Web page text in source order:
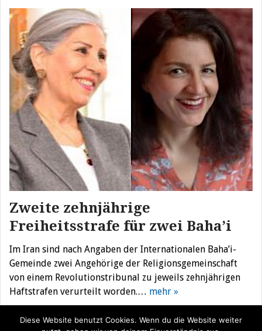
Zweite zehnjährige
Freiheitsstrafe für zwei Baha’i
Im Iran sind nach Angaben der Internationalen Baha’i-
Gemeinde zwei Angehörige der Religionsgemeinschaft
von einem Revolutionstribunal zu jeweils zehnjährigen
Haftstrafen verurteilt worden.… mehr »
Diese Website benutzt Cookies. Wenn du die Website weiter